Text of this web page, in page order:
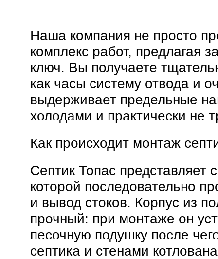
Наша компания не просто
комплекс работ, предлагая
ключ. Вы получаете
как часы систему отвода и
выдерживает предельные
холодами и практически не
Как происходит монтаж
Септик Топас представляет
которой последовательно
и вывод стоков. Корпус из
прочный: при монтаже он
песочную подушку после
септика и стенами